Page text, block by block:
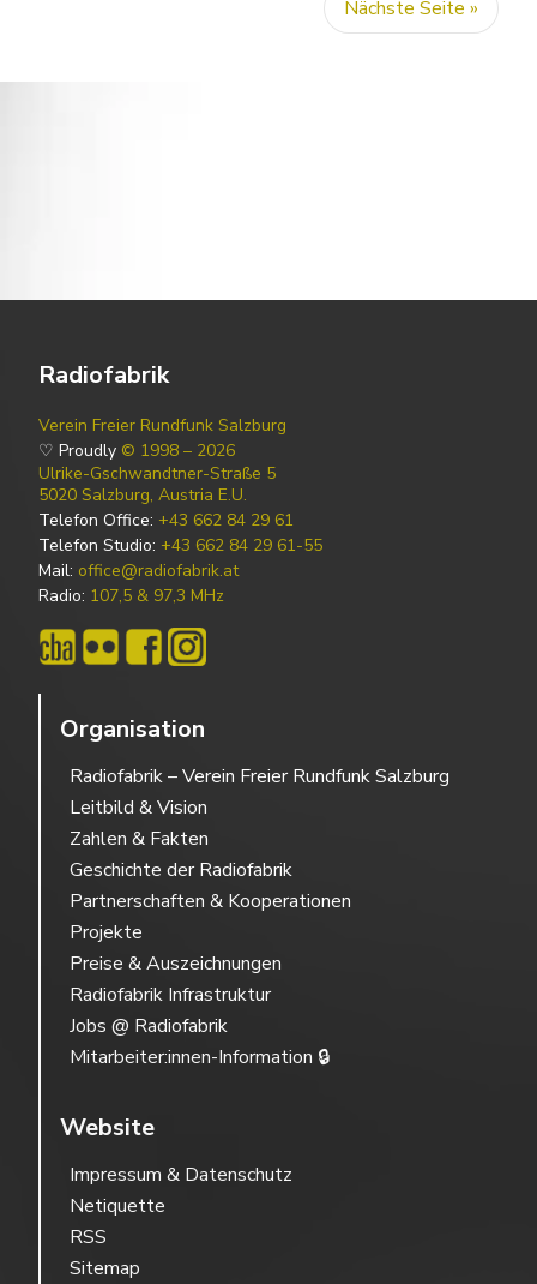
Nächste Seite »
Radiofabrik
Verein Freier Rundfunk Salzburg
♡ Proudly © 1998 – 2026
Ulrike-Gschwandtner-Straße 5
5020 Salzburg, Austria E.U.
Telefon Office: +43 662 84 29 61
Telefon Studio: +43 662 84 29 61-55
Mail: office@radiofabrik.at
Radio: 107,5 & 97,3 MHz
Organisation
Radiofabrik – Verein Freier Rundfunk Salzburg
Leitbild & Vision
Zahlen & Fakten
Geschichte der Radiofabrik
Partnerschaften & Kooperationen
Projekte
Preise & Auszeichnungen
Radiofabrik Infrastruktur
Jobs @ Radiofabrik
Mitarbeiter:innen-Information 🔒
Website
Impressum & Datenschutz
Netiquette
RSS
Sitemap